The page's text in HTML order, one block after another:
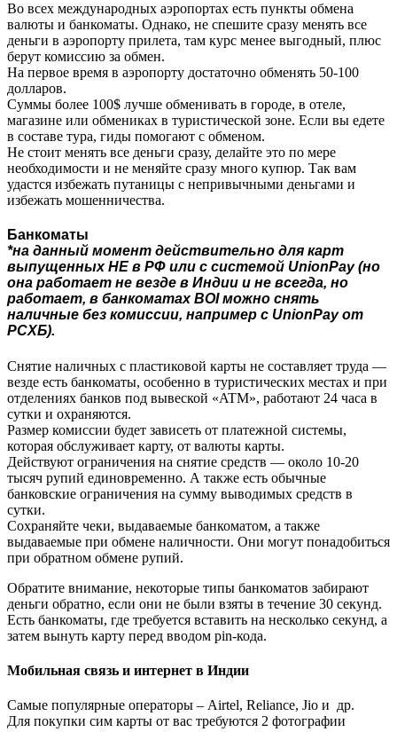
Во всех международных аэропортах есть пункты обмена
валюты и банкоматы. Однако, не спешите сразу менять все
деньги в аэропорту прилета, там курс менее выгодный, плюс
берут комиссию за обмен.
На первое время в аэропорту достаточно обменять 50-100
долларов.
Суммы более 100$ лучше обменивать в городе, в отеле,
магазине или обмениках в туристической зоне. Если вы едете
в составе тура, гиды помогают с обменом.
Не стоит менять все деньги сразу, делайте это по мере
необходимости и не меняйте сразу много купюр. Так вам
удастся избежать путаницы с непривычными деньгами и
избежать мошенничества.
Банкоматы
*на данный момент действительно для карт
выпущенных НЕ в РФ или с системой UnionPay (но
она работает не везде в Индии и не всегда, но
работает, в банкоматах BOI можно снять
наличные без комиссии, например с UnionPay от
РСХБ).
Снятие наличных с пластиковой карты не составляет труда —
везде есть банкоматы, особенно в туристических местах и при
отделениях банков под вывеской «ATM», работают 24 часа в
сутки и охраняются.
Размер комиссии будет зависеть от платежной системы,
которая обслуживает карту, от валюты карты.
Действуют ограничения на снятие средств — около 10-20
тысяч рупий единовременно. А также есть обычные
банковские ограничения на сумму выводимых средств в
сутки.
Сохраняйте чеки, выдаваемые банкоматом, а также
выдаваемые при обмене наличности. Они могут понадобиться
при обратном обмене рупий.
Обратите внимание, некоторые типы банкоматов забирают
деньги обратно, если они не были взяты в течение 30 секунд.
Есть банкоматы, где требуется вставить на несколько секунд, а
затем вынуть карту перед вводом pin-кода.
Мобильная связь и интернет в Индии
Самые популярные операторы – Airtel, Reliance, Jio и др.
Для покупки сим карты от вас требуются 2 фотографии